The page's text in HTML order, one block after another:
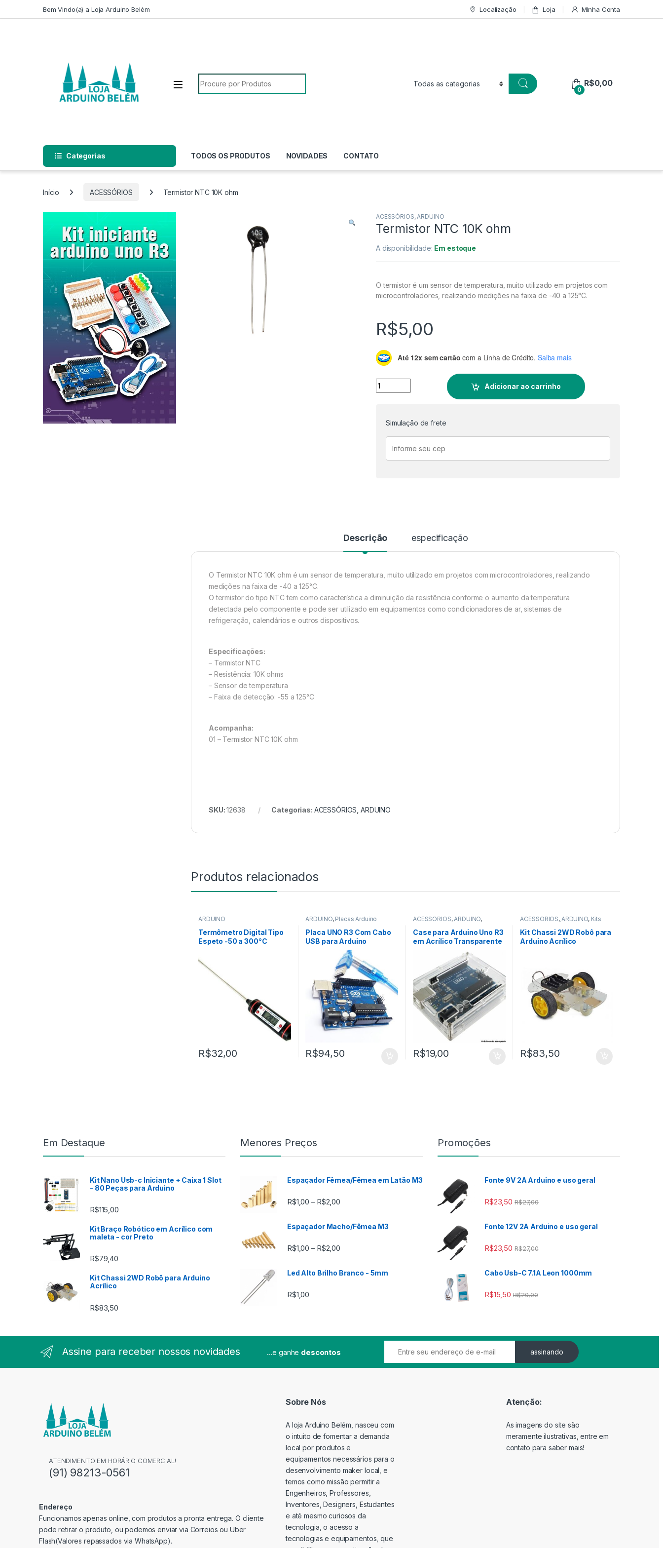
Escape para a navegaçãoBem Vindo(a) a Loja Arduino Belém Localização Loja MInha Conta
Pesquisa para:
0
R$0,00
Categorias TODOS OS PRODUTOS NOVIDADES CONTATO
Início ACESSÓRIOS Termistor NTC 10K ohm
ACESSÓRIOS, ARDUINO
Termistor NTC 10K ohm
A disponibilidade: Em estoque
O termistor é um sensor de temperatura, muito utilizado em projetos com
microcontroladores, realizando medições na faixa de -40 a 125°C.
R$5,00
Até 12x sem cartão com a Linha de Crédito. Saiba mais
Termistor NTC 10K ohm quantidade
Adicionar ao carrinho
Simulação de frete
Descrição especificação
O Termistor NTC 10K ohm é um sensor de temperatura, muito utilizado em projetos com microcontroladores, realizando
medições na faixa de -40 a 125°C.
O termistor do tipo NTC tem como característica a diminuição da resistência conforme o aumento da temperatura
detectada pelo componente e pode ser utilizado em equipamentos como condicionadores de ar, sistemas de
refrigeração, calendários e outros dispositivos.
Especificações:
– Termistor NTC
– Resistência: 10K ohms
– Sensor de temperatura
– Faixa de detecção: -55 a 125°C
Acompanha:
01 – Termistor NTC 10K ohm
SKU:12638 Categorias: ACESSÓRIOS ,ARDUINO
Produtos relacionados
ARDUINO
Esp32
Termômetro Digital Tipo
Espeto -50 a 300°C
R$32,00
ARDUINO, Placas Arduino
Placa UNO R3 Com Cabo
USB para Arduino
R$94,50
ACESSÓRIOS, ARDUINO,
Outros
Case para Arduino Uno R3
em Acrílico Transparente
R$19,00
ACESSÓRIOS, ARDUINO, Kits
ROBÓTICA E
MOTORES
Kit Chassi 2WD Robô para
Arduino Acrílico
R$83,50
Marca de Carrosel
Em Destaque
Kit Nano Usb-c Iniciante + Caixa 1 Slot
- 80 Peças para Arduino
R$115,00
Kit Braço Robótico em Acrílico com
maleta - cor Preto
R$79,40
Kit Chassi 2WD Robô para Arduino
Acrílico
R$83,50
Menores Preços
Espaçador Fêmea/Fêmea em Latão M3
R$1,00 – R$2,00 Faixa de preço: R$1,00 através R$2,00
Espaçador Macho/Fêmea M3
R$1,00 – R$2,00 Faixa de preço: R$1,00 através R$2,00
Led Alto Brilho Branco - 5mm
R$1,00
Promoções
Fonte 9V 2A Arduino e uso geral
R$23,50 R$27,00
Fonte 12V 2A Arduino e uso geral
R$23,50 R$27,00
Cabo Usb-C 7.1A Leon 1000mm
R$15,50 R$20,00
Assine para receber nossos novidades ...e ganhe descontos assinando
ATENDIMENTO EM HORÁRIO COMERCIAL!
(91) 98213-0561
Endereço
Funcionamos apenas online, com produtos a pronta entrega. O cliente
pode retirar o produto, ou podemos enviar via Correios ou Uber
Flash(Valores repassados via WhatsApp).
Sobre Nós
A loja Arduino Belém, nasceu com
o intuito de fomentar a demanda
local por produtos e
equipamentos necessários para o
desenvolvimento maker local, e
temos como missão permitir a
Engenheiros, Professores,
Inventores, Designers, Estudantes
e até mesmo curiosos da
tecnologia, o acesso a
tecnologias e equipamentos, que
Atenção:
As imagens do site são
meramente ilustrativas, entre em
contato para saber mais!